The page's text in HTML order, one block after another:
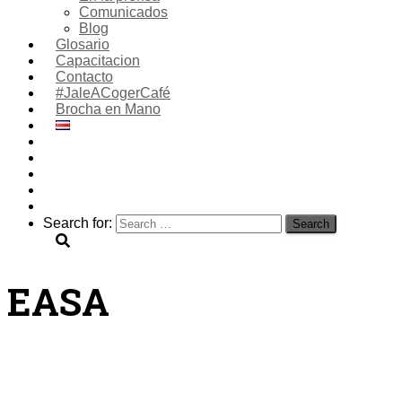
Comunicados
Blog
Glosario
Capacitacion
Contacto
#JaleACogerCafé
Brocha en Mano
Search for:
EASA